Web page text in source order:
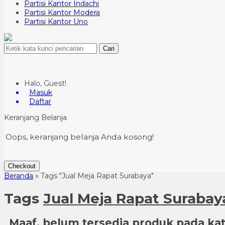
Partisi Kantor Indachi
Partisi Kantor Modera
Partisi Kantor Uno
Cari
Halo, Guest!
Masuk
Daftar
Keranjang Belanja
Oops, keranjang belanja Anda kosong!
Checkout
Beranda » Tags "Jual Meja Rapat Surabaya"
Tags Jual Meja Rapat
Maaf, belum tersedia produk pada